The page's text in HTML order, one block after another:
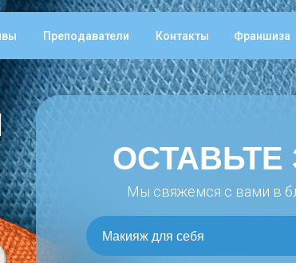
Преподаватели Франшиза
Контакты
ОСТАВЬТЕ
Мы свяжемся с вами в